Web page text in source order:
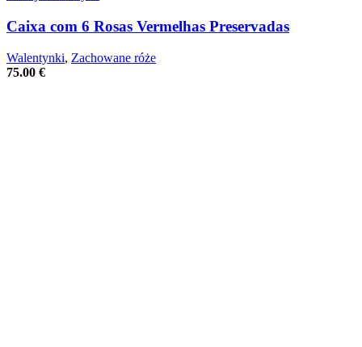
Caixa com 6 Rosas Vermelhas Preservadas
Walentynki, Zachowane róże
75.00 €